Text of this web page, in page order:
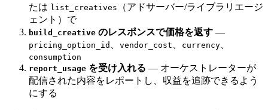
たは list_creatives
（アドサーバー/ライブラリエージ
ェント）で
build_creative のレスポンスで価格を返す —
pricing_option_id vendor_cost currency
consumption
report_usage を受け入れる — オーケストレーターが
配信された内容をレポートし、収益を追跡できるよう
にする